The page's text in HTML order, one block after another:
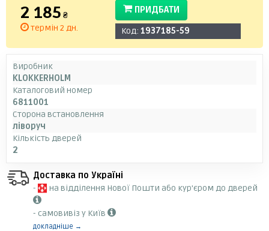
2 185 ₴
термін 2 дн.
ПРИДБАТИ
Код: 1937185-59
Виробник
KLOKKERHOLM
Каталоговий номер
6811001
Сторона встановлення
ліворуч
Кількість дверей
2
Доставка по Україні
-
на відділення Нової Пошти або кур'єром до дверей
- самовивіз у Київ
докладніше →